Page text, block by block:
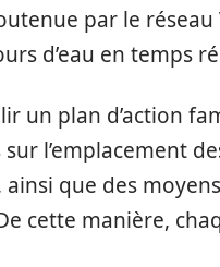
par le
d’eau en temps
un plan d’action
l’emplacement
ainsi que des
cette manière,